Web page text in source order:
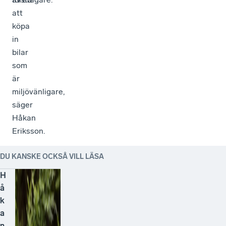
att
köpa
in
bilar
som
är
miljövänligare,
säger
Håkan
Eriksson.
DU KANSKE OCKSÅ VILL LÄSA
H
å
k
a